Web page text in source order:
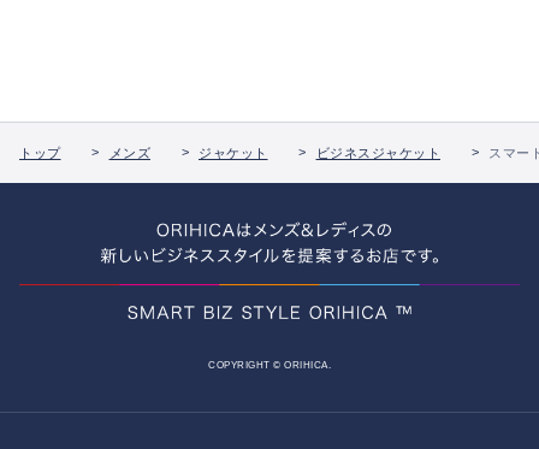
トップ メンズ ジャケット ビジネスジャケット スマー
COPYRIGHT © ORIHICA.